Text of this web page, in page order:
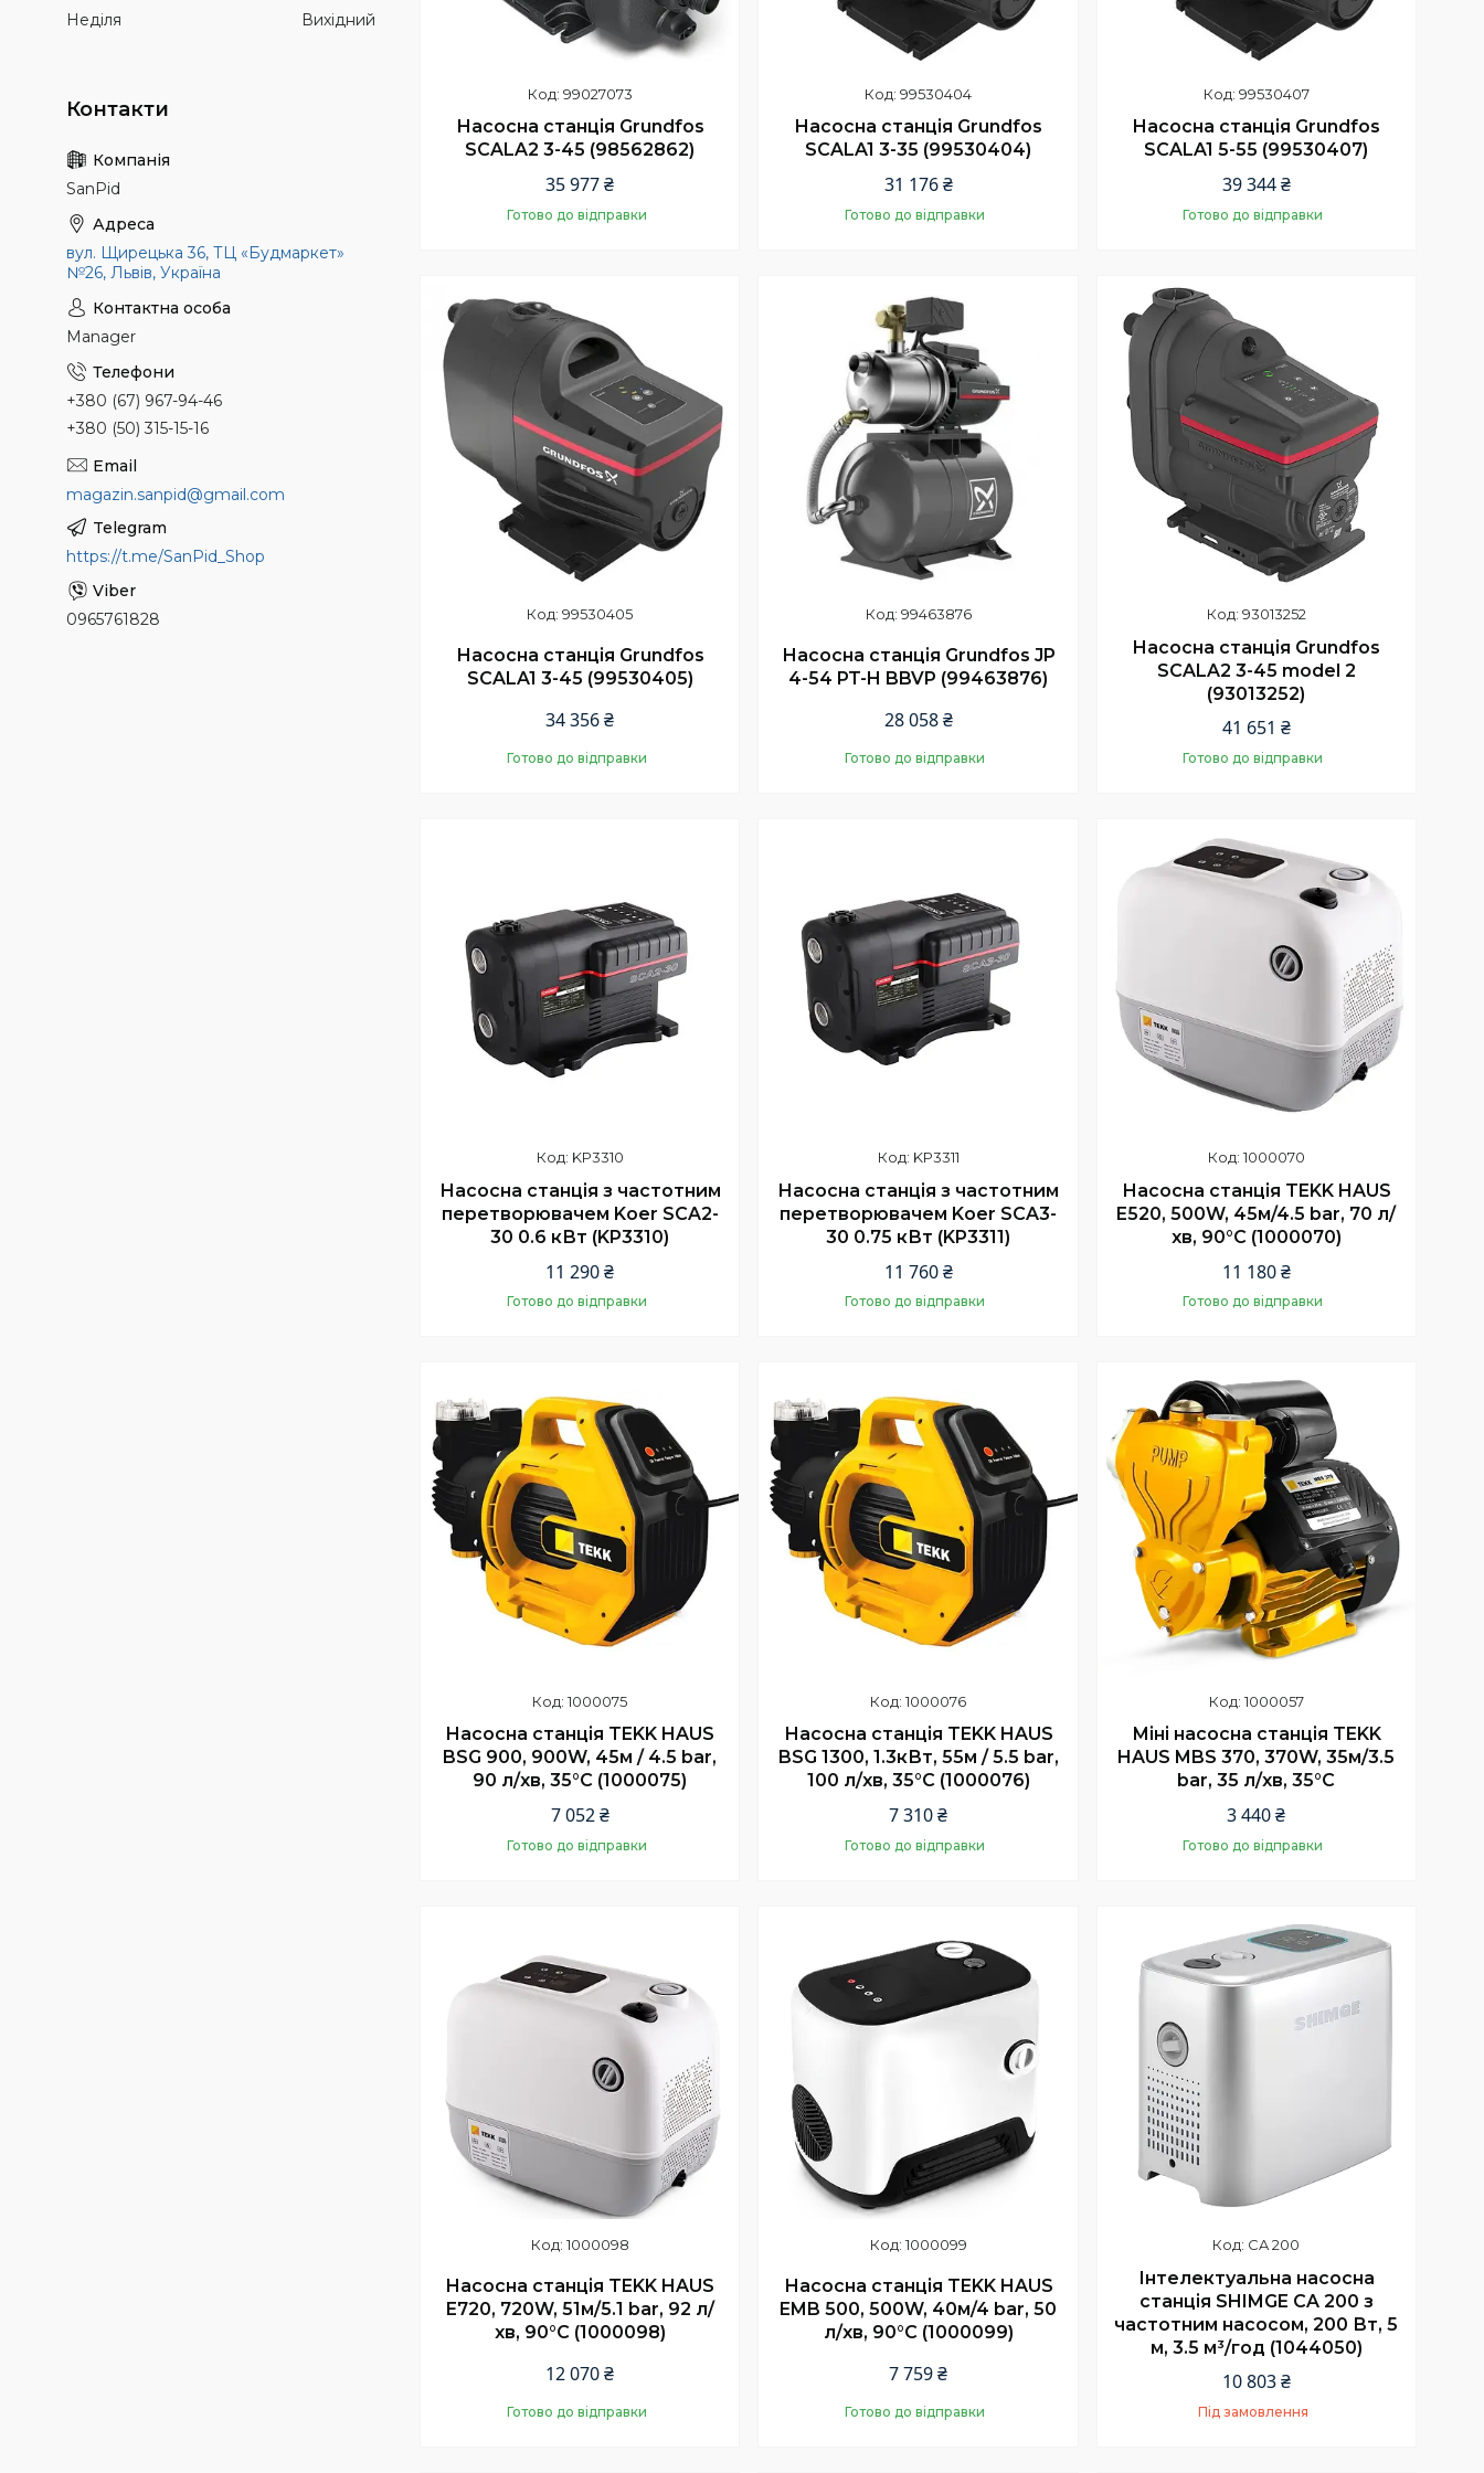
99027073
Насосна станція Grundfos
SCALA2 3-45 (98562862)
35 977 ₴
Готово до відправки
99530404
Насосна станція Grundfos
SCALA1 3-35 (99530404)
31 176 ₴
Готово до відправки
99530407
Насосна станція Grundfos
SCALA1 5-55 (99530407)
39 344 ₴
Готово до відправки
99530405
Насосна станція Grundfos
SCALA1 3-45 (99530405)
34 356 ₴
Готово до відправки
99463876
Насосна станція Grundfos JP
4-54 PT-H BBVP (99463876)
28 058 ₴
Готово до відправки
93013252
Насосна станція Grundfos
SCALA2 3-45 model 2
(93013252)
41 651 ₴
Готово до відправки
KP3310
Насосна станція з частотним
перетворювачем Koer SCA2-
30 0.6 кВт (KP3310)
11 290 ₴
Готово до відправки
KP3311
Насосна станція з частотним
перетворювачем Koer SCA3-
30 0.75 кВт (KP3311)
11 760 ₴
Готово до відправки
1000070
Насосна станція TEKK HAUS
E520, 500W, 45м/4.5 bar, 70 л/
хв, 90°C (1000070)
11 180 ₴
Готово до відправки
1000075
Насосна станція TEKK HAUS
BSG 900, 900W, 45м / 4.5 bar,
90 л/хв, 35°C (1000075)
7 052 ₴
Готово до відправки
1000076
Насосна станція TEKK HAUS
BSG 1300, 1.3кВт, 55м / 5.5 bar,
100 л/хв, 35°C (1000076)
7 310 ₴
Готово до відправки
1000057
Міні насосна станція TEKK
HAUS MBS 370, 370W, 35м/3.5
bar, 35 л/хв, 35°C
3 440 ₴
Готово до відправки
1000098
Насосна станція TEKK HAUS
E720, 720W, 51м/5.1 bar, 92 л/
хв, 90°C (1000098)
12 070 ₴
Готово до відправки
1000099
Насосна станція TEKK HAUS
EMB 500, 500W, 40м/4 bar, 50
л/хв, 90°C (1000099)
7 759 ₴
Готово до відправки
CA 200
Інтелектуальна насосна
станція SHIMGE CA 200 з
частотним насосом, 200 Вт, 5
м, 3.5 м³/год (1044050)
10 803 ₴
Під замовлення
Неділя Вихідний
SanPid
вул. Щирецька 36, ТЦ «Будмаркет»
№26, Львів, Україна
Manager
+380 (67) 967-94-46
+380 (50) 315-15-16
magazin.sanpid@gmail.com
https://t.me/SanPid_Shop
0965761828